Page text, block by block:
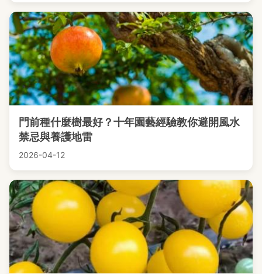
門前種什麼樹最好？十年園藝經驗教你避開風水
禁忌與養護地雷
2026-04-12